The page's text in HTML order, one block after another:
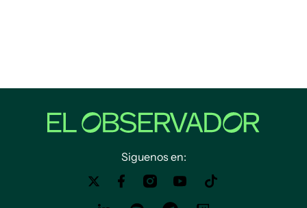
Siguenos en: